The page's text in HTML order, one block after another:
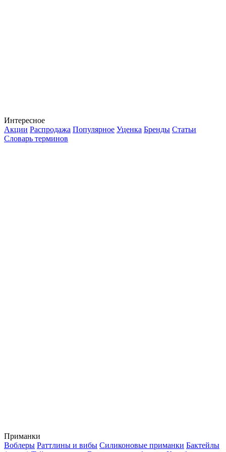
Интересное
Акции Распродажа Популярное Уценка Бренды Статьи
Словарь терминов
Приманки
Воблеры Раттлины и вибы Силиконовые приманки Бактейлы